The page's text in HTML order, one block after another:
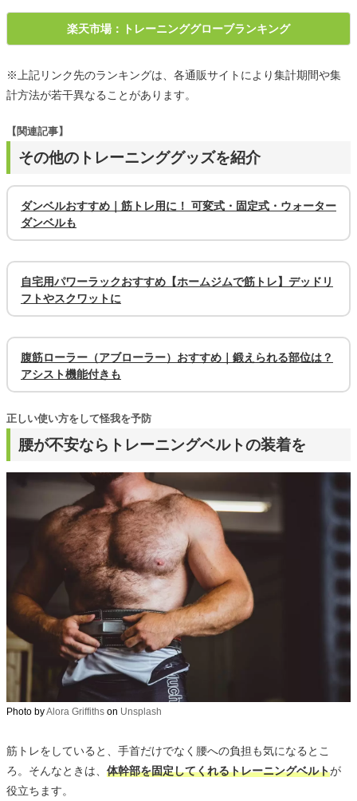
楽天市場：トレーニンググローブランキング
※上記リンク先のランキングは、各通販サイトにより集計期間や集
計方法が若干異なることがあります。
その他のトレーニンググッズを紹介
【関連記事】
ダンベルおすすめ｜筋トレ用に！ 可変式・固定式・ウォーター
ダンベルも
自宅用パワーラックおすすめ【ホームジムで筋トレ】デッドリ
フトやスクワットに
腹筋ローラー（アブローラー）おすすめ｜鍛えられる部位は？
アシスト機能付きも
腰が不安ならトレーニングベルトの装着を
正しい使い方をして怪我を予防
Photo byAlora Griffiths on Unsplash
筋トレをしていると、手首だけでなく腰への負担も気になるとこ
ろ。そんなときは、 体幹部を固定してくれるトレーニングベルトが
役立ちます。